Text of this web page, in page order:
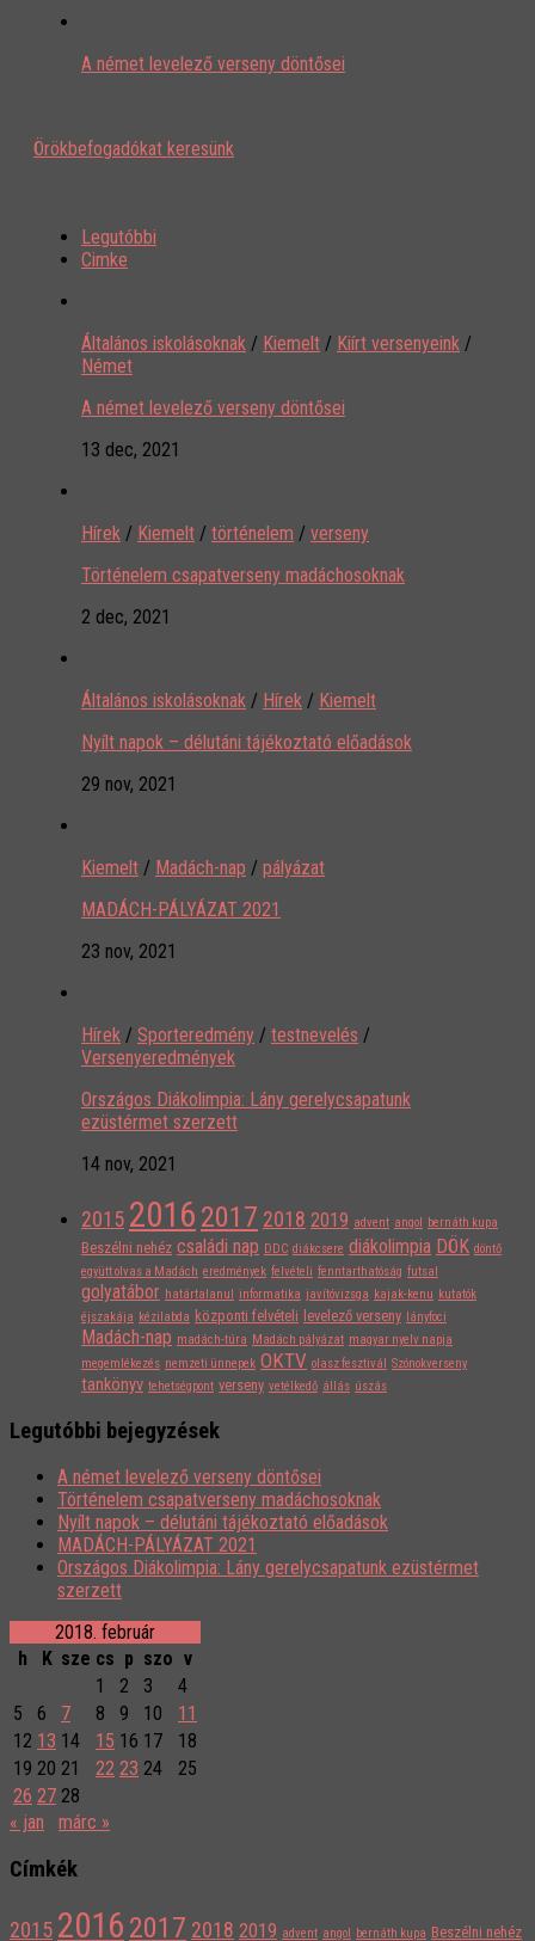
A német levelező verseny döntősei
Örökbefogadókat keresünk
Legutóbbi
Cimke
Általános iskolásoknak / Kiemelt / Kiírt versenyeink /
Német
A német levelező verseny döntősei
13 dec, 2021
Hírek / Kiemelt / történelem / verseny
Történelem csapatverseny madáchosoknak
2 dec, 2021
Általános iskolásoknak / Hírek / Kiemelt
Nyílt napok – délutáni tájékoztató előadások
29 nov, 2021
Kiemelt / Madách-nap / pályázat
MADÁCH-PÁLYÁZAT 2021
23 nov, 2021
Hírek / Sporteredmény / testnevelés /
Versenyeredmények
Országos Diákolimpia: Lány gerelycsapatunk
ezüstérmet szerzett
14 nov, 2021
2015 2016 2017 2018 2019 advent angol bernáth kupa
Beszélni nehéz családi nap DDC diákcsere diákolimpia DÖK döntő
együtt olvas a Madách eredmények felvételi fenntarthatóság futsal
golyatábor határtalanul informatika javítóvizsga kajak-kenu kutatók
éjszakája kézilabda központi felvételi levelező verseny lányfoci
Madách-nap madách-túra Madách pályázat magyar nyelv napja
megemlékezés nemzeti ünnepek OKTV olasz fesztivál Szónokverseny
tankönyv tehetségpont verseny vetélkedő állás úszás
Legutóbbi bejegyzések
A német levelező verseny döntősei
Történelem csapatverseny madáchosoknak
Nyílt napok – délutáni tájékoztató előadások
MADÁCH-PÁLYÁZAT 2021
Országos Diákolimpia: Lány gerelycsapatunk ezüstérmet
szerzett
2018. február
h
K sze cs p szo v
1
2 3
4
5
6 7 8 9 10
11
12 13 14 15 16 17
18
19 20 21 22 23 24
25
26 27 28
« jan
márc »
Címkék
2015 2016 2017 2018 2019 advent angol bernáth kupa Beszélni nehéz